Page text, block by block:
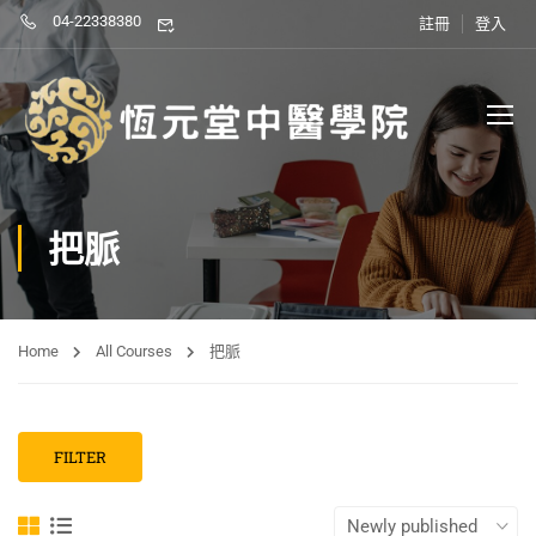
04-22338380 註冊 登入
把脈
Home All Courses 把脈
FILTER